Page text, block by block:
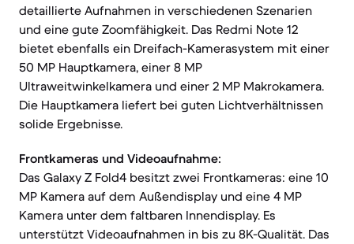
detaillierte Aufnahmen in verschiedenen Szenarien
und eine gute Zoomfähigkeit. Das Redmi Note 12
bietet ebenfalls ein Dreifach-Kamerasystem mit einer
50 MP Hauptkamera, einer 8 MP
Ultraweitwinkelkamera und einer 2 MP Makrokamera.
Die Hauptkamera liefert bei guten Lichtverhältnissen
solide Ergebnisse.
Frontkameras und Videoaufnahme:
Das Galaxy Z Fold4 besitzt zwei Frontkameras: eine 10
MP Kamera auf dem Außendisplay und eine 4 MP
Kamera unter dem faltbaren Innendisplay. Es
unterstützt Videoaufnahmen in bis zu 8K-Qualität. Das